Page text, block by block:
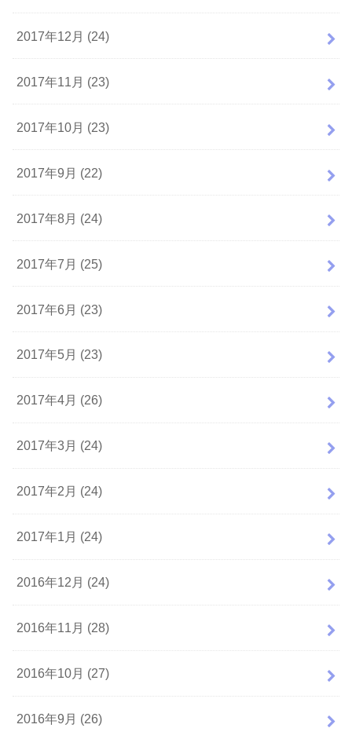
2017年12月 (24)
2017年11月 (23)
2017年10月 (23)
2017年9月 (22)
2017年8月 (24)
2017年7月 (25)
2017年6月 (23)
2017年5月 (23)
2017年4月 (26)
2017年3月 (24)
2017年2月 (24)
2017年1月 (24)
2016年12月 (24)
2016年11月 (28)
2016年10月 (27)
2016年9月 (26)